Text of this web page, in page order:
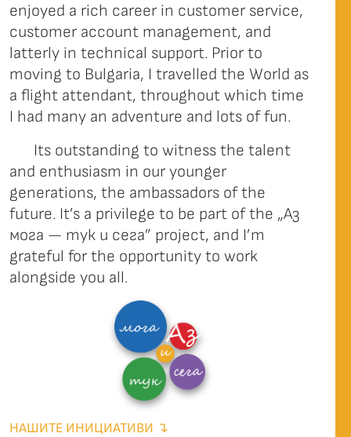
enjoyed a rich career in customer service,
customer account management, and
latterly in technical support. Prior to
moving to Bulgaria, I travelled the World as
a flight attendant, throughout which time
I had many an adventure and lots of fun.
Its outstanding to witness the talent
and enthusiasm in our younger
generations, the ambassadors of the
future. It’s a privilege to be part of the „Аз
мога — тук и сега” project, and I’m
grateful for the opportunity to work
alongside you all.
НАШИТЕ ИНИЦИАТИВИ ↴